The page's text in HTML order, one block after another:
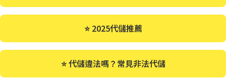
⭐ 2025代儲推薦
⭐ 代儲違法嗎？常見非法代儲